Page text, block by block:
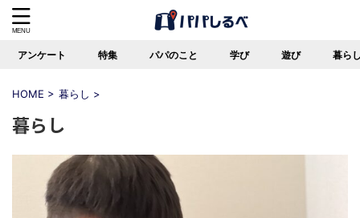
アンケート 特集 パパのこと 学び 遊び 暮ら
HOME > 暮らし >
暮らし